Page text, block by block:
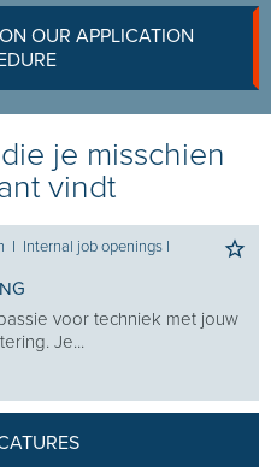
OUR APPLICATION
je misschien
vindt
I Internal job openings I
voor techniek met jouw
Je...